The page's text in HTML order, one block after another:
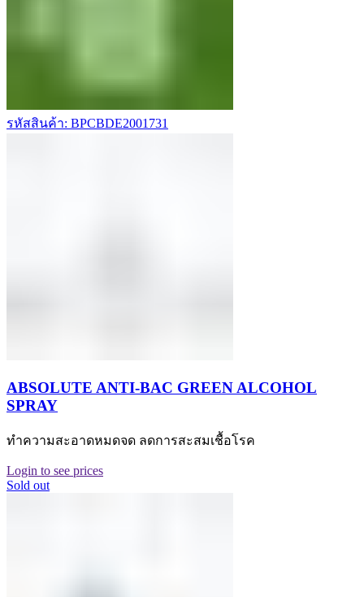
รหัสสินค้า: BPCBDE2001731
ABSOLUTE ANTI-BAC GREEN ALCOHOL
SPRAY
ทำความสะอาดหมดจด ลดการสะสมเชื้อโรค
Login to see prices
Sold out